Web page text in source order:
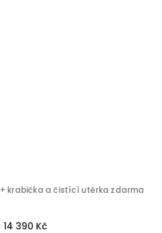
+ krabička a čistící utěrka zdarma
14 390 Kč